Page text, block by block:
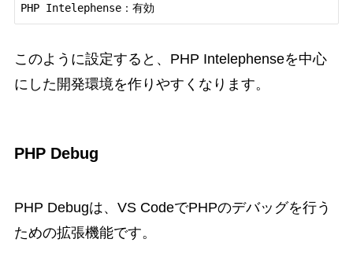
このように設定すると、PHP Intelephenseを中心
にした開発環境を作りやすくなります。
PHP Debug
PHP Debugは、VS CodeでPHPのデバッグを行う
ための拡張機能です。